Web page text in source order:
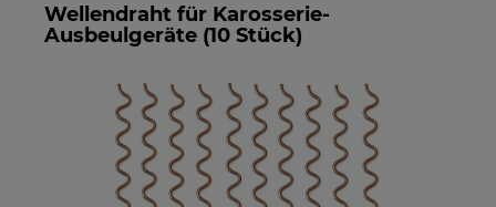
Wellendraht für Karosserie-
Ausbeulgeräte (10 Stück)